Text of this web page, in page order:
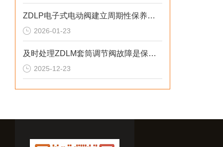
ZDLP电子式电动阀建立周期性保养机制的重要性分享
2026-01-23
及时处理ZDLM套筒调节阀故障是保障长期可靠运行的关键
2025-12-23